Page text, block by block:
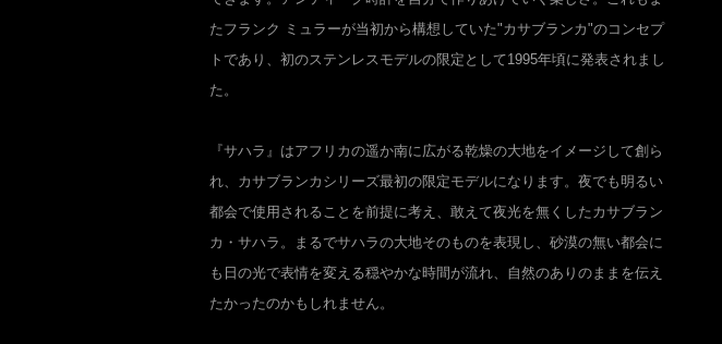
たフランク ミュラーが当初から構想していた"カサブランカ"のコンセプ
トであり、初のステンレスモデルの限定として1995年頃に発表されまし
た。
『サハラ』はアフリカの遥か南に広がる乾燥の大地をイメージして創ら
れ、カサブランカシリーズ最初の限定モデルになります。夜でも明るい
都会で使用されることを前提に考え、敢えて夜光を無くしたカサブラン
カ・サハラ。まるでサハラの大地そのものを表現し、砂漠の無い都会に
も日の光で表情を変える穏やかな時間が流れ、自然のありのままを伝え
たかったのかもしれません。